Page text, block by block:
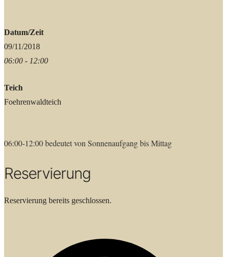
Datum/Zeit
09/11/2018
06:00 - 12:00
Teich
Foehrenwaldteich
06:00-12:00 bedeutet von Sonnenaufgang bis Mittag
Reservierung
Reservierung bereits geschlossen.